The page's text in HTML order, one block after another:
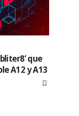
que
A12 y A13